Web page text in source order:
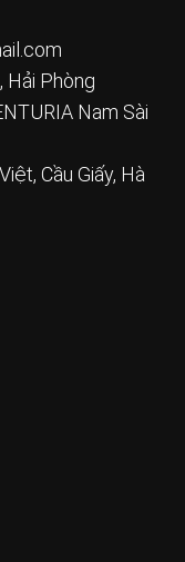
Hải Phòng
Nam Sài
Cầu Giấy, Hà